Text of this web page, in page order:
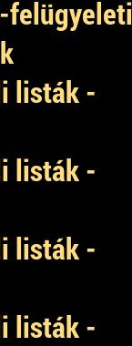
listák -
listák -
listák -
listák -